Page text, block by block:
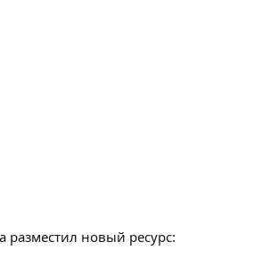
разместил новый ресурс: